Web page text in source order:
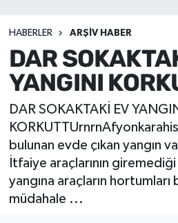
HABERLER ARŞIV HABER
DAR
YANGINI
DAR SOKAKTAKİ EV
bulunan evde çıkan yangın
İtfaiye araçlarının
yangına araçların
müdahale ...
Sağlık
Eğitim
Sivil Toplum
Ekonomi
Magazin